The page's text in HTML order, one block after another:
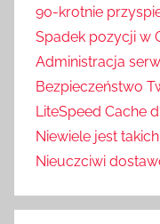
90-krotnie
Spadek pozycji w
Administracja
Bezpieczeństwo
LiteSpeed Cache
Niewiele jest
Nieuczciwi